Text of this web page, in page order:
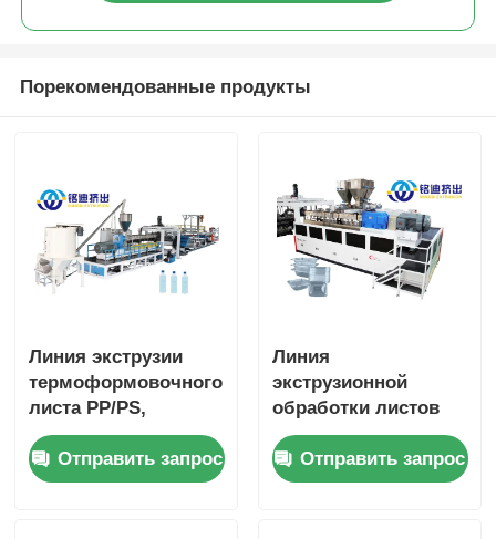
Порекомендованные продукты
Линия экструзии
термоформовочного
листа PP/PS,
двухшнековая, 1220
мм - 2100 мм
Отправить запрос
Линия
экструзионной
обработки листов
PP PS Линия
производства
пластиковых листов
Отправить запрос